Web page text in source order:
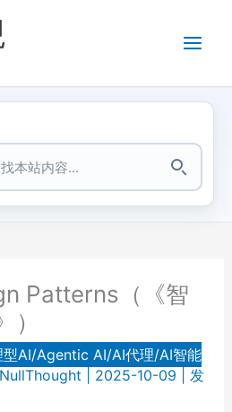
Patterns（《智
型AI/Agentic AI/AI代理/AI智能
NullThought 2025-10-09
发